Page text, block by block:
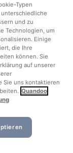
Typen
und zu
Technologien, um
Einige
die Ihre
können. Sie
auf unserer
Sie uns kontaktieren
Quandoo